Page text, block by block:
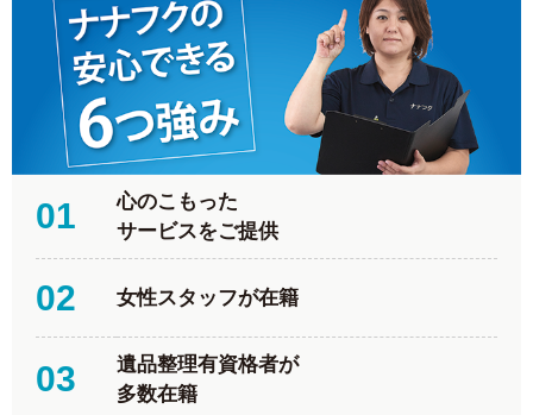
01
心のこもった
サービスをご提供
02 女性スタッフが在籍
03
遺品整理有資格者が
多数在籍